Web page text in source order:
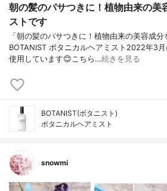
朝の髪のパサつきに！植物由来の美
ストです
「朝の髪のパサつきに！植物由来の美容成分
BOTANIST ボタニカルヘアミスト2022年3
使用しています😊こちら…続きを見る
BOTANIST(ボタニスト)
ボタニカルヘアミスト
snowmi